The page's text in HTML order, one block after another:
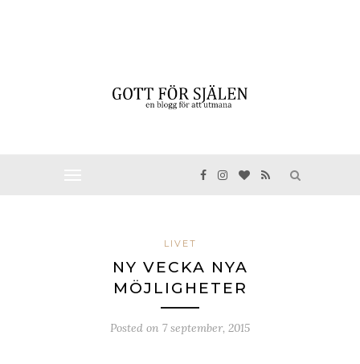
LIVET
NY VECKA NYA
MÖJLIGHETER
Posted on 7 september, 2015